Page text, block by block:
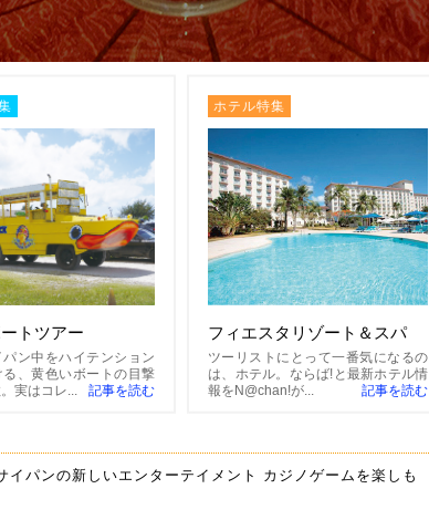
トツアー
ン中をハイテンション
、黄色いボートの目撃
実はコレ...
記事を読む
ホテル特集
フィエスタリゾート＆スパ
ツーリストにとって一番気になるの
は、ホテル。ならば!と最新ホテル情
報をN@chan!が...
記事を読む
イパンの新しいエンターテイメント カジノゲームを楽しも